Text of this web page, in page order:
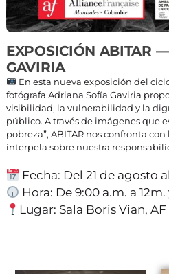
EXPOSICIÓN ABITAR
GAVIRIA
En esta nueva exposición del
fotógrafa Adriana Sofía Gaviria
visibilidad, la vulnerabilidad y la
público. A través de imágenes que
pobreza”, ABITAR nos confronta
interpela sobre nuestra
Fecha: Del 21 de agosto
Hora: De 9:00 a.m. a
Lugar: Sala Boris Vian,